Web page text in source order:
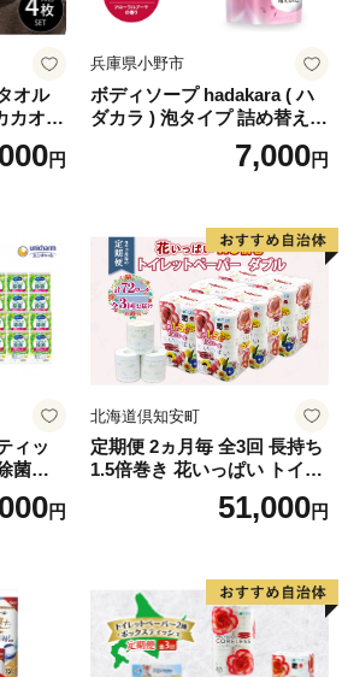
オル
カオ
水 普
日用品
円
兵庫県小野市
ボディソープ hadakara ( ハ
ダカラ ) 泡タイプ 詰め替え 4
40ml×4袋 ボディーソープ 泡
ボディソープ 泡 日用品 消耗
泡石鹸 石鹸 兵庫 兵庫県 小野
7,000円
ィッ
菌詰
用品
き 外
円
北海道倶知安町
定期便 2ヵ月毎 全3回 長持ち
1.5倍巻き 花いっぱい トイレ
ットペーパー ダブル 45ｍ 計
72ロール 全18種 花柄 プリン
ー 消耗品 備蓄 送料無料 北海
道 倶知安町 日用品
51,000円